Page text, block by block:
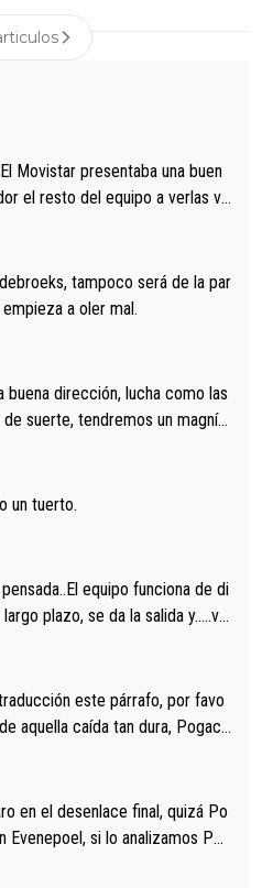
Movistar presentaba una buen
el resto del equipo a verlas ve
de Enric Más en San Seb
sigue la mejoría, podríamos ten
tampoco será de la par
a oler mal.
buena dirección, lucha como las
suerte, tendremos un magnífi
un tuerto.
equipo funciona de di
plazo, se da la salida y…..ve
vivir estos momentos tan
este párrafo, por favo
aquella caída tan dura, Pogaca
Parecía increíble la forma en l
miedo", recordó."
en el desenlace final, quizá Po
Evenepoel, si lo analizamos Poj